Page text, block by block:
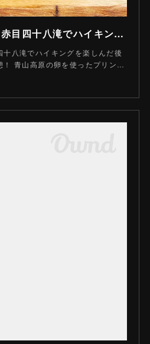
名張市の観光名所・赤目四十八滝でハイキングを楽しんだ後は、忍法赤目プリンで休憩！ 青山高原の卵を使ったプリンは、滑らかでコクがある絶品！ | トピックス | 観光三重(かんこうみえ)
八滝でハイキングを楽しんだ後
！ 青山高原の卵を使ったプリン…